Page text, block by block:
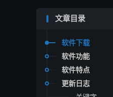
文章目录
软件下载
软件功能
软件特点
更新日志